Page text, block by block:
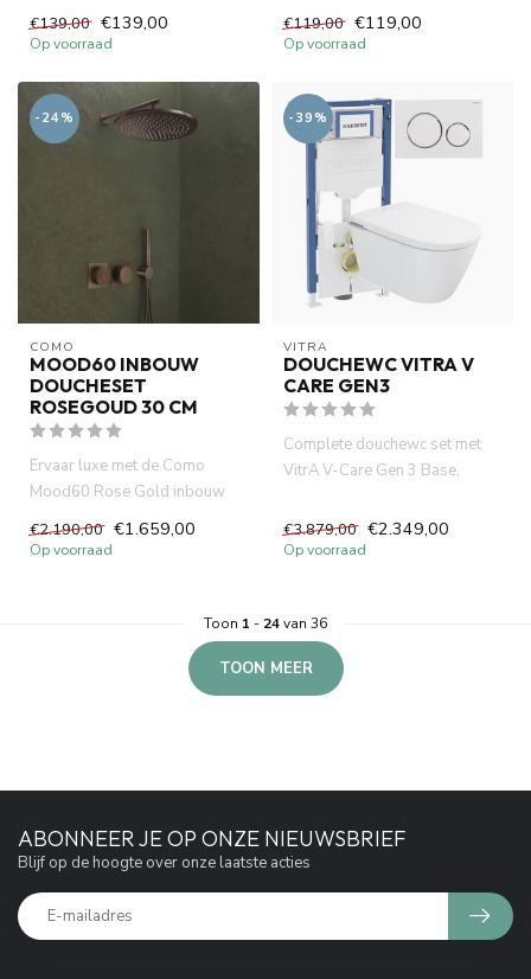
€139,00 €139,00
Op voorraad
combineert een elegant design
met dimba...
€119,00 €119,00
Op voorraad
-24%
COMO
MOOD60 INBOUW
DOUCHESET
ROSEGOUD 30 CM
Ervaar luxe met de Como
Mood60 Rose Gold inbouw
doucheset. Inclusief
thermostati...
€2.190,00 €1.659,00
Op voorraad
-39%
VITRA
DOUCHEWC VITRA V
CARE GEN3
Complete douchewc set met
VitrA V-Care Gen 3 Base,
d...
€3.879,00 €2.349,00
Op voorraad
Toon 1 - 24van 36
TOON MEER
ABONNEER JE OP ONZE NIEUWSBRIEF
Blijf op de hoogte over onze laatste acties